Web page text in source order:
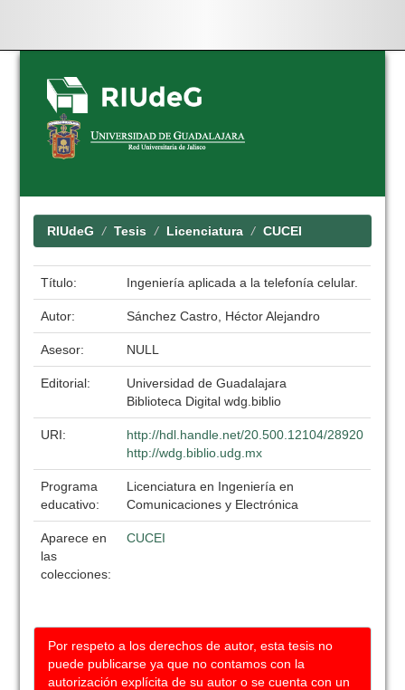
Skip
navigation
RIUdeG Tesis Licenciatura CUCEI
Título: Ingeniería aplicada a la telefonía celular.
Autor: Sánchez Castro, Héctor Alejandro
Asesor: NULL
Editorial:
Universidad de Guadalajara
Biblioteca Digital wdg.biblio
URI:
http://hdl.handle.net/20.500.12104/28920
http://wdg.biblio.udg.mx
Programa
educativo:
Licenciatura en Ingeniería en
Comunicaciones y Electrónica
Aparece en
las
colecciones:
CUCEI
Por respeto a los derechos de autor, esta tesis no
puede publicarse ya que no contamos con la
autorización explícita de su autor o se cuenta con un